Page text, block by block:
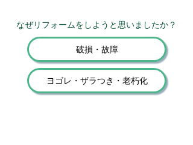
​なぜリフォームをしようと思いましたか？
破損・故障
ヨゴレ・ザラつき・老朽化